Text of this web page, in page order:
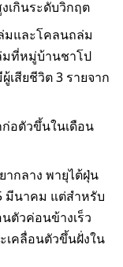
เกินระดับวิกฤต
มและโคลนถล่ม
มที่หมู่บ้านชาโป
สียชีวิต 3 รายจาก
อตัวขึ้นในเดือน
กลาง พายุไต้ฝุ่น
มีนาคม แต่สำหรับ
ตัวค่อนข้างเร็ว
เคลื่อนตัวขึ้นฝั่งใน